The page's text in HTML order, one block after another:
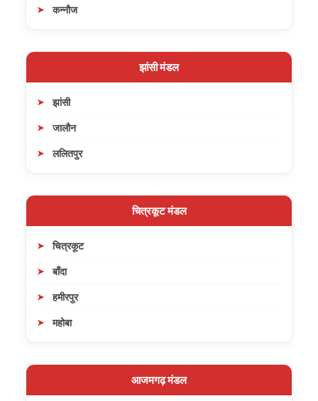
कन्नौज
झांसी मंडल
झांसी
जालौन
ललितपुर
चित्रकूट मंडल
चित्रकूट
बाँदा
हमीरपुर
महोबा
आजमगढ़ मंडल